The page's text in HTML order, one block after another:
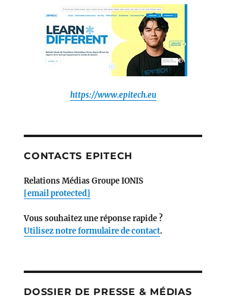
https://www.epitech.eu
CONTACTS EPITECH
Relations Médias Groupe IONIS
[email protected]
Vous souhaitez une réponse rapide ?
Utilisez notre formulaire de contact.
DOSSIER DE PRESSE & MÉDIAS